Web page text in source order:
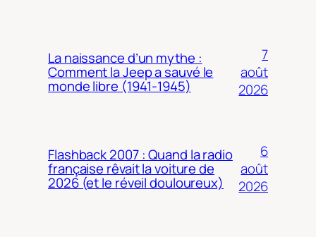
La naissance d’un mythe :
Comment la Jeep a sauvé le
monde libre (1941-1945)
7
août
2026
Flashback 2007 : Quand la radio
française rêvait la voiture de
2026 (et le réveil douloureux)
6
août
2026